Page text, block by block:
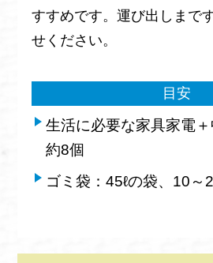
すすめです。運び出しまで
せください。
目安
生活に必要な家具家電
約8個
ゴミ袋：45ℓの袋、10～